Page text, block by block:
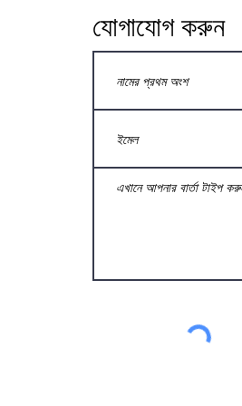
যোগাযোগ করুন